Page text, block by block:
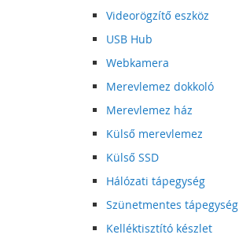
Videorögzítő eszköz
USB Hub
Webkamera
Merevlemez dokkoló
Merevlemez ház
Külső merevlemez
Külső SSD
Hálózati tápegység
Szünetmentes tápegység
Kelléktisztító készlet